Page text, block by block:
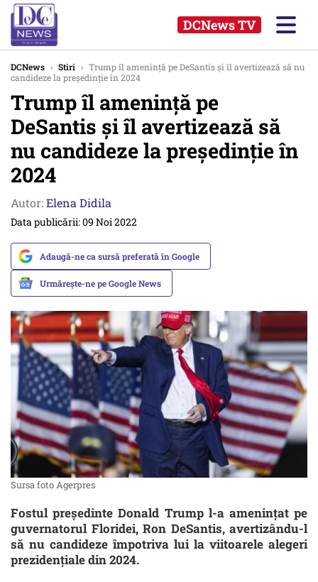
DCNews TV
DCNews › Stiri › Trump îl amenință pe DeSantis și îl avertizează să nu
candideze la președinție în 2024
Trump îl amenință pe
DeSantis și îl avertizează să
nu candideze la președinție în
2024
Autor:Elena Didila
Data publicării: 09 Noi 2022
Adaugă-ne ca sursă preferată în Google
Urmărește-ne pe Google News
Sursa foto Agerpres
Fostul președinte Donald Trump l-a amenințat pe
guvernatorul Floridei, Ron DeSantis, avertizându-l
să nu candideze împotriva lui la viitoarele alegeri
prezidențiale din 2024.